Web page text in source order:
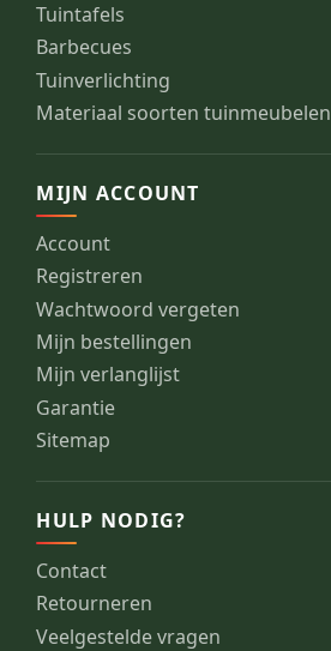
Tuintafels
Barbecues
Tuinverlichting
Materiaal soorten tuinmeubelen
MIJN ACCOUNT
Account
Registreren
Wachtwoord vergeten
Mijn bestellingen
Mijn verlanglijst
Garantie
Sitemap
HULP NODIG?
Contact
Retourneren
Veelgestelde vragen